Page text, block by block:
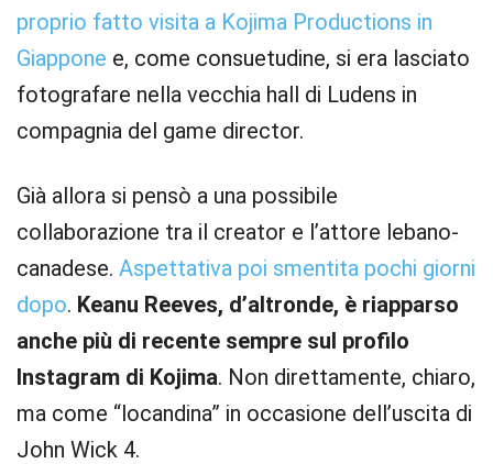
proprio fatto visita a Kojima Productions in
Giappone e, come consuetudine, si era lasciato
fotografare nella vecchia hall di Ludens in
compagnia del game director.
Già allora si pensò a una possibile
collaborazione tra il creator e l’attore lebano-
canadese. Aspettativa poi smentita pochi giorni
dopo. Keanu Reeves, d’altronde, è riapparso
anche più di recente sempre sul profilo
Instagram di Kojima. Non direttamente, chiaro,
ma come “locandina” in occasione dell’uscita di
John Wick 4.